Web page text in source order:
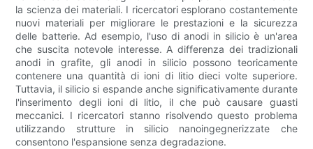
la scienza dei materiali. I ricercatori esplorano costantemente
nuovi materiali per migliorare le prestazioni e la sicurezza
delle batterie. Ad esempio, l'uso di anodi in silicio è un'area
che suscita notevole interesse. A differenza dei tradizionali
anodi in grafite, gli anodi in silicio possono teoricamente
contenere una quantità di ioni di litio dieci volte superiore.
Tuttavia, il silicio si espande anche significativamente durante
l'inserimento degli ioni di litio, il che può causare guasti
meccanici. I ricercatori stanno risolvendo questo problema
utilizzando strutture in silicio nanoingegnerizzate che
consentono l'espansione senza degradazione.